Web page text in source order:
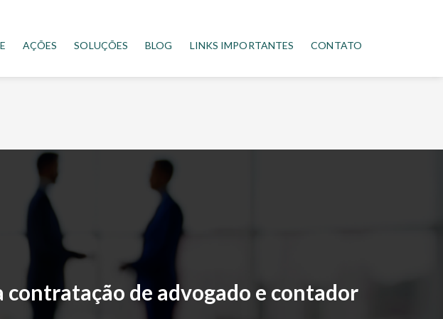
AÇÕES SOLUÇÕES BLOG LINKS IMPORTANTES CONTATO
de advogado e contador